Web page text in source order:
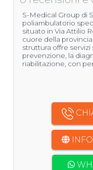
S-Medical Group di
poliambulatorio
situato in Via Attilio
cuore della
struttura offre servizi
prevenzione, la
riabilitazione, con